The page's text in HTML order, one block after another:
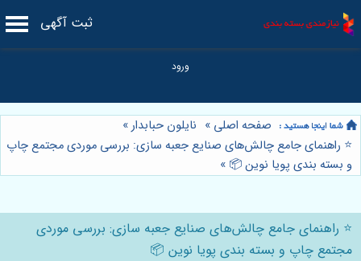
ثبت آگهی
صفحه اصلی » نایلون حبابدار»
⭐️ راهنمای جامع چالش‌های صنایع جعبه سازی: بررسی موردی مجتمع چاپ
و بسته بندی پویا نوین 📦 »
⭐️ راهنمای جامع چالش‌های صنایع جعبه سازی: بررسی موردی
مجتمع چاپ و بسته بندی پویا نوین 📦